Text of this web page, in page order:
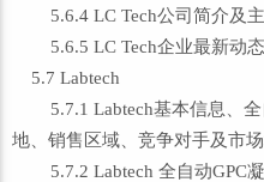
5.6.4 LC Tech公司简介及主
5.6.5 LC Tech企业最新动态
5.7 Labtech
5.7.1 Labtech基本信息、全
地、销售区域、竞争对手及市
5.7.2 Labtech 全自动GPC凝